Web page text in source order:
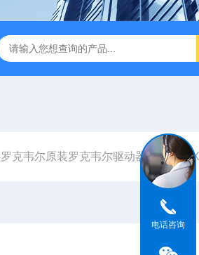
韦尔原装罗克韦尔驱动器1794-IE8XOE4工业
电话咨询